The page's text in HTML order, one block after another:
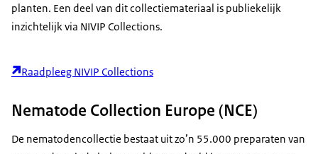
planten. Een deel van dit collectiemateriaal is publiekelijk
inzichtelijk via NIVIP Collections.
Raadpleeg NIVIP Collections
Nematode Collection Europe (NCE)
De nematodencollectie bestaat uit zo’n 55.000 preparaten van